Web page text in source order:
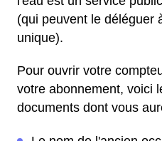
(qui peuvent le déléguer
unique).
Pour ouvrir votre
votre abonnement, voici
documents dont vous